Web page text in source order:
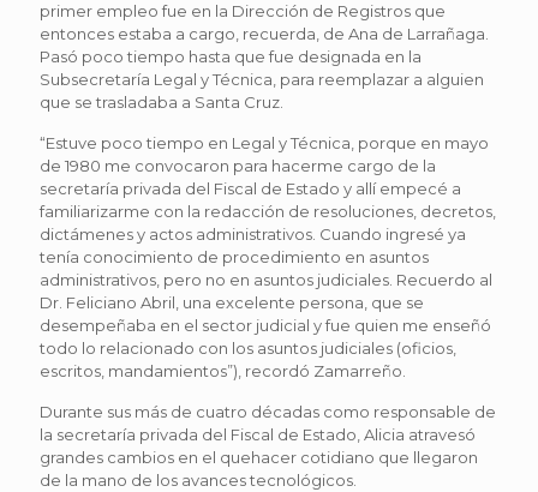
primer empleo fue en la Dirección de Registros que
entonces estaba a cargo, recuerda, de Ana de Larrañaga.
Pasó poco tiempo hasta que fue designada en la
Subsecretaría Legal y Técnica, para reemplazar a alguien
que se trasladaba a Santa Cruz.
“Estuve poco tiempo en Legal y Técnica, porque en mayo
de 1980 me convocaron para hacerme cargo de la
secretaría privada del Fiscal de Estado y allí empecé a
familiarizarme con la redacción de resoluciones, decretos,
dictámenes y actos administrativos. Cuando ingresé ya
tenía conocimiento de procedimiento en asuntos
administrativos, pero no en asuntos judiciales. Recuerdo al
Dr. Feliciano Abril, una excelente persona, que se
desempeñaba en el sector judicial y fue quien me enseñó
todo lo relacionado con los asuntos judiciales (oficios,
escritos, mandamientos”), recordó Zamarreño.
Durante sus más de cuatro décadas como responsable de
la secretaría privada del Fiscal de Estado, Alicia atravesó
grandes cambios en el quehacer cotidiano que llegaron
de la mano de los avances tecnológicos.